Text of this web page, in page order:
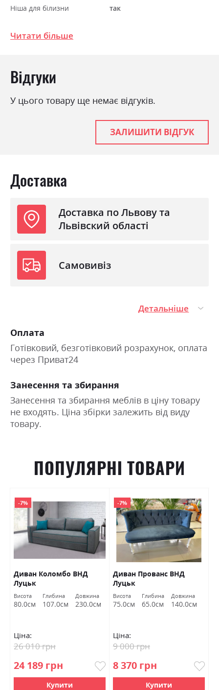
Ніша для білизни
так
Читати більше
Відгуки
У цього товару ще немає відгуків.
ЗАЛИШИТИ ВІДГУК
Доставка
Доставка по Львову та
Львівский області
Самовивіз
Детальніше
Оплата
Готівковий, безготівковий розрахунок, оплата
через Приват24
Занесення та збирання
Занесення та збирання меблів в ціну товару
не входять. Ціна збірки залежить від виду
товару.
ПОПУЛЯРНІ ТОВАРИ
-7%
Диван Коломбо ВНД
Луцьк
Висота
80.0см
Глибина
107.0см
Довжина
230.0см
Ціна:
24 189 грн
26 010 грн
Купити
-7%
Диван Прованс ВНД
Луцьк
Висота
75.0см
Глибина
65.0см
Довжина
140.0см
Ціна:
8 370 грн
9 000 грн
Купити